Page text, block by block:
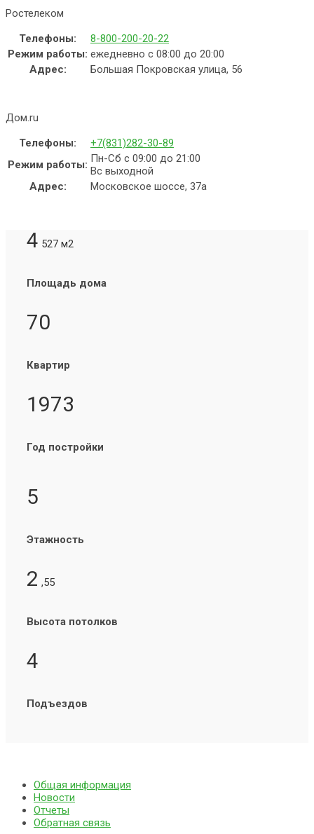
Ростелеком
Телефоны:
8-800-200-20-22
Режим работы: ежедневно с 08:00 до 20:00
Адрес:
Большая Покровская улица, 56
Дом.ru
Телефоны:
+7(831)282-30-89
Режим работы: Пн-Сб с 09:00 до 21:00
Вс выходной
Адрес:
Московское шоссе, 37а
4 527 м2
Площадь дома
70
Квартир
1973
Год постройки
5
Этажность
2 ,55
Высота потолков
4
Подъездов
Общая информация
Новости
Отчеты
Обратная связь